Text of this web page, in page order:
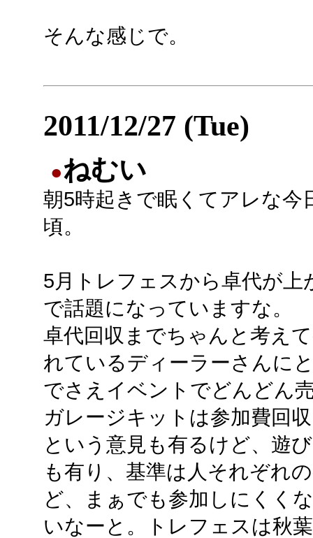
そんな感じで。
2011/12/27 (Tue)
●ねむい
朝5時起きで眠くてアレな今
頃。
5月トレフェスから卓代が上
で話題になっていますな。
卓代回収までちゃんと考え
れているディーラーさんに
でさえイベントでどんどん
ガレージキットは参加費回
という意見も有るけど、遊
も有り、基準は人それぞれ
ど、まぁでも参加しにくく
いなーと。トレフェスは秋